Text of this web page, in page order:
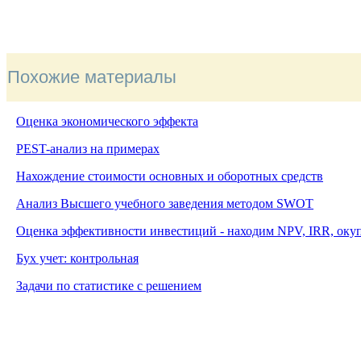
Похожие материалы
Оценка экономического эффекта
PEST-анализ на примерах
Нахождение стоимости основных и оборотных средств
Анализ Высшего учебного заведения методом SWOT
Оценка эффективности инвестиций - находим NPV, IRR,
Бух учет: контрольная
Задачи по статистике с решением